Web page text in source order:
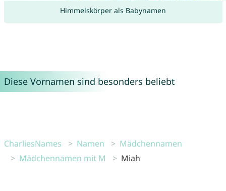
Himmelskörper als Babynamen
Diese Vornamen sind besonders beliebt
CharliesNames Namen
Mädchennamen
Mädchennamen mit M
Miah